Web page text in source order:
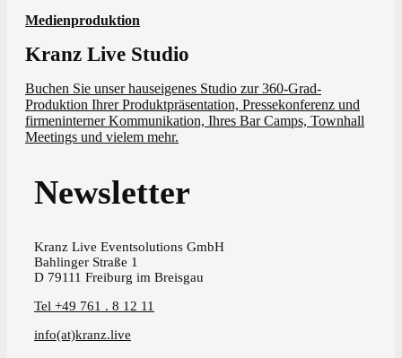
Medienproduktion
Kranz Live Studio
Buchen Sie unser hauseigenes Studio zur 360-Grad-
Produktion Ihrer Produktpräsentation, Pressekonferenz und
firmeninterner Kommunikation, Ihres Bar Camps, Townhall
Meetings und vielem mehr.
Newsletter
Kranz Live Eventsolutions GmbH
Bahlinger Straße 1
D 79111 Freiburg im Breisgau
Tel +49 761 . 8 12 11
info(at)kranz.live